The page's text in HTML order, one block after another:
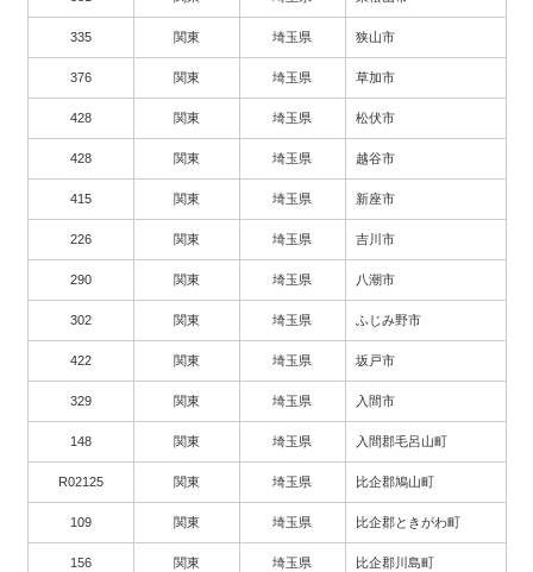
335 関東 埼玉県 狭山市
376 関東 埼玉県 草加市
428 関東 埼玉県 松伏市
428 関東 埼玉県 越谷市
415 関東 埼玉県 新座市
226 関東 埼玉県 吉川市
290 関東 埼玉県 八潮市
302 関東 埼玉県 ふじみ野市
422 関東 埼玉県 坂戸市
329 関東 埼玉県 入間市
148 関東 埼玉県 入間郡毛呂山町
R02125 関東 埼玉県 比企郡鳩山町
109 関東 埼玉県 比企郡ときがわ町
156 関東 埼玉県 比企郡川島町